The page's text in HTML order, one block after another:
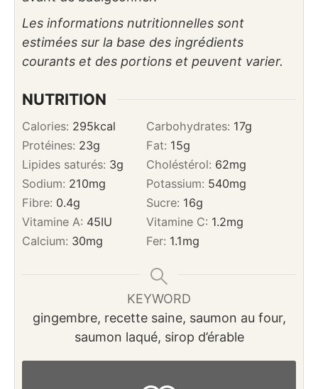
Les informations nutritionnelles sont
estimées sur la base des ingrédients
courants et des portions et peuvent varier.
NUTRITION
Calories: 295kcal Carbohydrates: 17g
Protéines: 23g Fat: 15g
Lipides saturés: 3g Choléstérol: 62mg
Sodium: 210mg Potassium: 540mg
Fibre: 0.4g Sucre: 16g
Vitamine A: 45IU Vitamine C: 1.2mg
Calcium: 30mg Fer: 1.1mg
KEYWORD
gingembre, recette saine, saumon au four,
saumon laqué, sirop d’érable